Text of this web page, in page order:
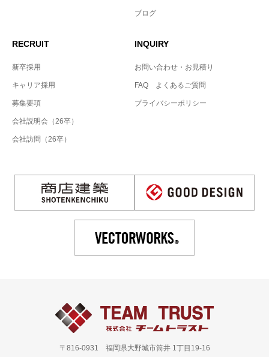
ブログ
RECRUIT
新卒採用
キャリア採用
募集要項
会社説明会（26卒）
会社訪問（26卒）
INQUIRY
お問い合わせ・お見積り
FAQ よくあるご質問
プライバシーポリシー
〒816-0931 福岡県大野城市筒井 1丁目19-16